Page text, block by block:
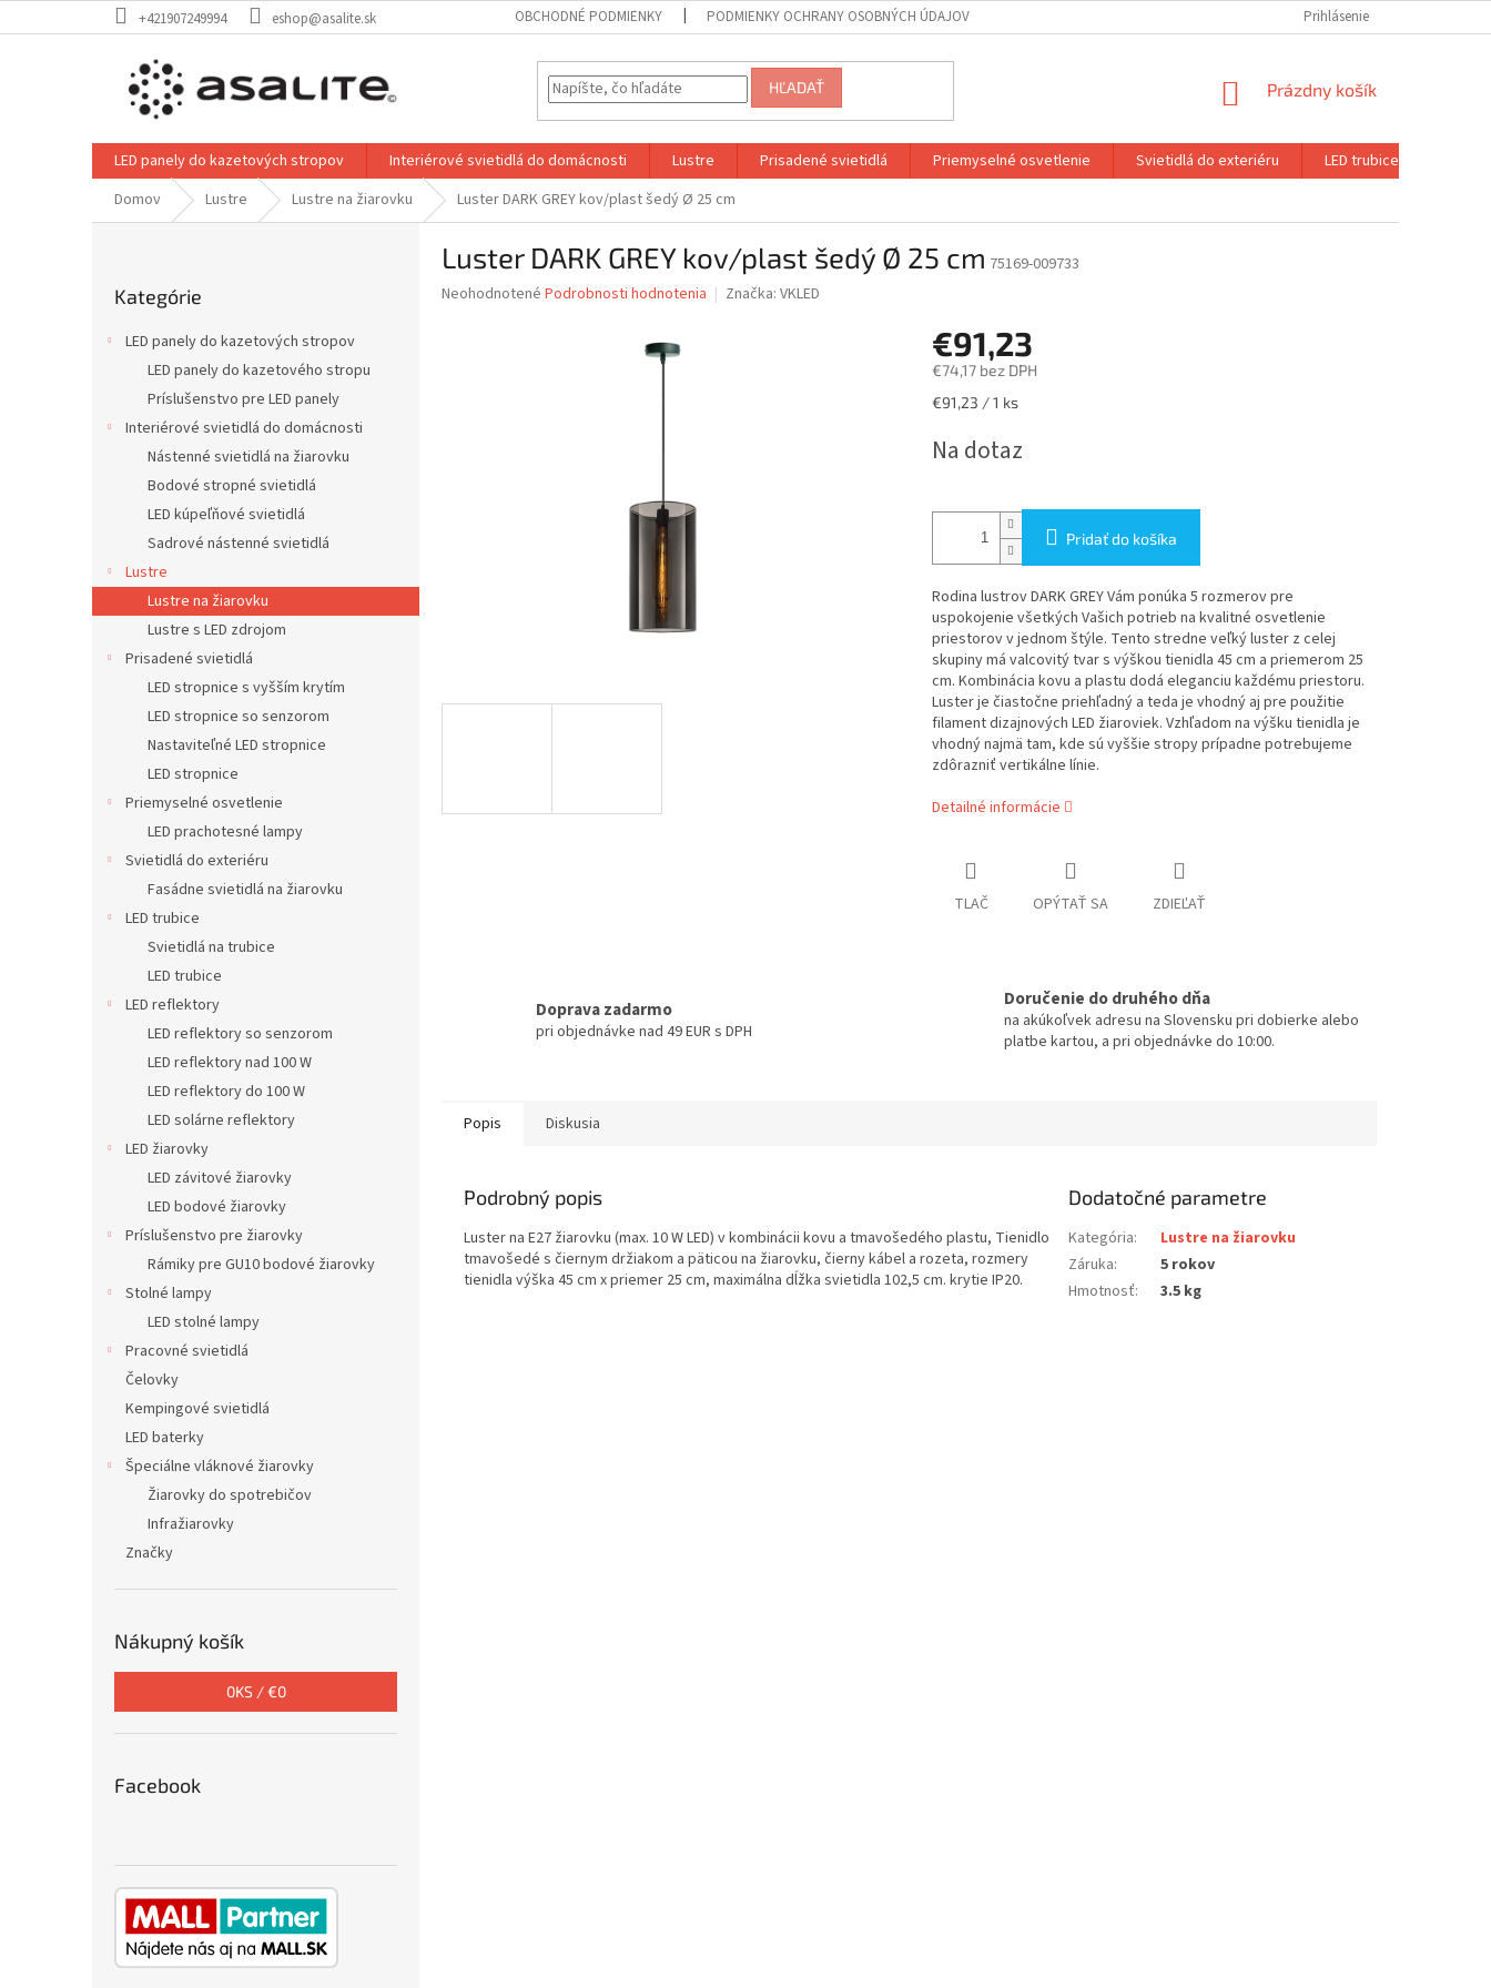
na
+421907249994 eshop@asalite.sk OBCHODNÉ PODMIENKY PODMIENKY OCHRANY OSOBNÝCH ÚDAJOV Prihlásenie
HĽADAŤ
NÁKUPNÝ
Prázdny košík
LED panely do kazetových stropov Interiérové svietidlá do domácnosti Lustre Prisadené svietidlá Priemyselné osvetlenie Svietidlá do exteriéru LED trubice
Domov
Lustre Lustre na žiarovku Luster DARK GREY kov/plast šedý Ø 25 cm
kategórie
Kategórie
LED panely do kazetových stropov
LED panely do kazetového stropu
Príslušenstvo pre LED panely
Interiérové svietidlá do domácnosti
Nástenné svietidlá na žiarovku
Bodové stropné svietidlá
LED kúpeľňové svietidlá
Sadrové nástenné svietidlá
Lustre
Lustre na žiarovku
Lustre s LED zdrojom
Prisadené svietidlá
LED stropnice s vyšším krytím
LED stropnice so senzorom
Nastaviteľné LED stropnice
LED stropnice
Priemyselné osvetlenie
LED prachotesné lampy
Svietidlá do exteriéru
Fasádne svietidlá na žiarovku
LED trubice
Svietidlá na trubice
LED trubice
LED reflektory
LED reflektory so senzorom
LED reflektory nad 100 W
LED reflektory do 100 W
LED solárne reflektory
LED žiarovky
LED závitové žiarovky
LED bodové žiarovky
Príslušenstvo pre žiarovky
Rámiky pre GU10 bodové žiarovky
Stolné lampy
LED stolné lampy
Pracovné svietidlá
Čelovky
Kempingové svietidlá
LED baterky
Špeciálne vláknové žiarovky
Žiarovky do spotrebičov
Infražiarovky
Značky
Nákupný košík
0KS /€0
Facebook
Luster DARK GREY kov/plast šedý Ø 25 cm 75169-009733
Priemerné
Neohodnotené Podrobnosti hodnotenia Značka: VKLED
€91,23
€74,17 bez DPH
Jednotková
€91,23 / 1 ks
Na dotaz
Pridať do košíka
Rodina lustrov DARK GREY Vám ponúka 5 rozmerov pre
uspokojenie všetkých Vašich potrieb na kvalitné osvetlenie
priestorov v jednom štýle. Tento stredne veľký luster z celej
skupiny má valcovitý tvar s výškou tienidla 45 cm a priemerom 25
cm. Kombinácia kovu a plastu dodá eleganciu každému priestoru.
Luster je čiastočne priehľadný a teda je vhodný aj pre použitie
filament dizajnových LED žiaroviek. Vzhľadom na výšku tienidla je
vhodný najmä tam, kde sú vyššie stropy prípadne potrebujeme
zdôrazniť vertikálne línie.
Detailné informácie
TLAČ OPÝTAŤ SA ZDIEĽAŤ
Doprava zadarmo
pri objednávke nad 49 EUR s DPH
Doručenie do druhého dňa
na akúkoľvek adresu na Slovensku pri dobierke alebo
platbe kartou, a pri objednávke do 10:00.
Popis Diskusia
Podrobný popis
Luster na E27 žiarovku (max. 10 W LED) v kombinácii kovu a tmavošedého plastu, Tienidlo
tmavošedé s čiernym držiakom a päticou na žiarovku, čierny kábel a rozeta, rozmery
tienidla výška 45 cm x priemer 25 cm, maximálna dĺžka svietidla 102,5 cm. krytie IP20.
Dodatočné parametre
Kategória:
Lustre na žiarovku
Záruka:
5 rokov
Hmotnosť: 3.5 kg